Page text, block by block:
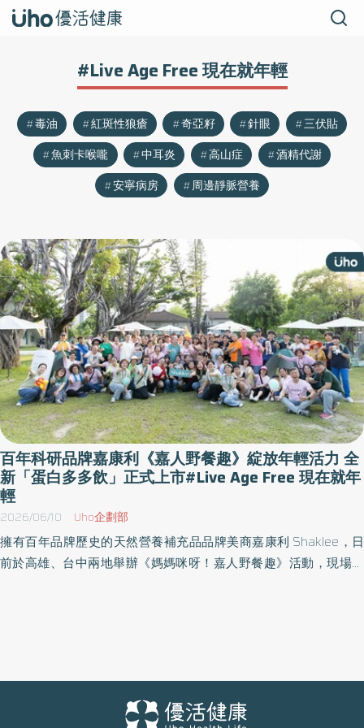
#Live Age Free 現在就年輕
毒油 紅斑性狼瘡 奇亞籽 針眼
三伏貼
魚刺卡喉嚨
中耳炎 高山症
酒精代謝
安寧病房
周邊靜脈營養
百年科研品牌嘉康利《嘉人野餐趣》綻放年輕活力 全
新「蛋白多多飲」正式上市#Live Age Free 現在就年
輕
2026/06/10 Uho企劃部
擁有百年品牌歷史的天然營養補充品品牌美商嘉康利 Shaklee，日
前於高雄、台中兩地舉辦《媽媽咪呀！嘉人野餐趣》活動，現場氣
活理念。品牌發展歷程中，曾推出多項營養補充與居家用品產品，